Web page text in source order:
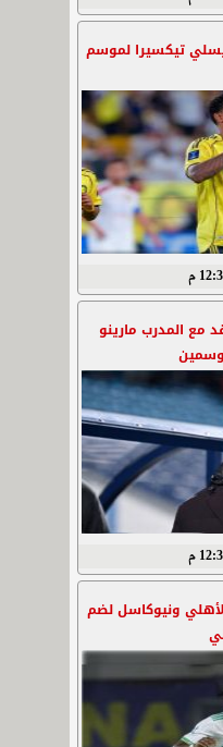
تيكسيرا لموسم
مع المدرب مارينو
ونيوكاسل لضم